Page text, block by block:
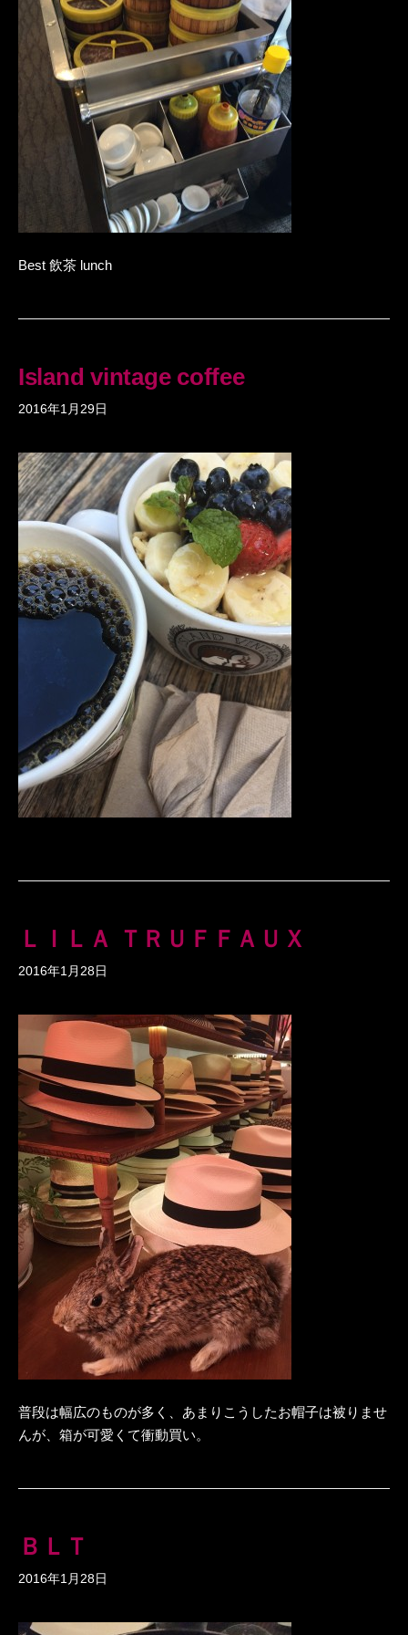
Best 飲茶 lunch
Island vintage coffee
2016年1月29日
ＬＩＬＡ ＴＲＵＦＦＡＵＸ
2016年1月28日
普段は幅広のものが多く、あまりこうしたお帽子は被りませ
んが、箱が可愛くて衝動買い。
ＢＬＴ
2016年1月28日